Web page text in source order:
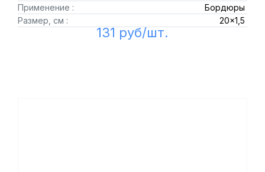
Применение :
Бордюры
Размер, см :
20x1,5
131 руб/шт.